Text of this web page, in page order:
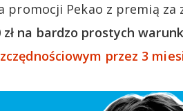
promocji Pekao z premią za
na bardzo prostych
przez 3